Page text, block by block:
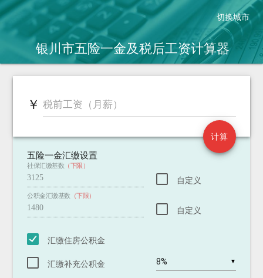
切换城市
银川市五险一金及税后工资计算器
￥ 税前工资（月薪）
计算
￥ 税后工资（2018.10.1新税法）
2011.9.1老税法 税后：
新税法到手工资增加：
五险一金汇缴设置
社保汇缴基数 （下限）
自定义
公积金汇缴基数 （下限）
自定义
汇缴住房公积金
汇缴补充公积金 ▼